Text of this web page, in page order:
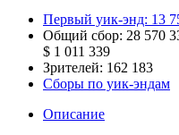
Первый уик-энд: 13
Общий сбор: 28 570
$ 1 011 339
Зрителей: 162 183
Сборы по уик-эндам
Описание